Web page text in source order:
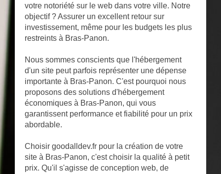
votre notoriété sur le web dans votre ville. Notre
objectif ? Assurer un excellent retour sur
investissement, même pour les budgets les plus
restreints à Bras-Panon.
Nous sommes conscients que l'hébergement
d'un site peut parfois représenter une dépense
importante à Bras-Panon. C'est pourquoi nous
proposons des solutions d'hébergement
économiques à Bras-Panon, qui vous
garantissent performance et fiabilité pour un prix
abordable.
Choisir goodalldev.fr pour la création de votre
site à Bras-Panon, c'est choisir la qualité à petit
prix. Qu'il s'agisse de conception web, de